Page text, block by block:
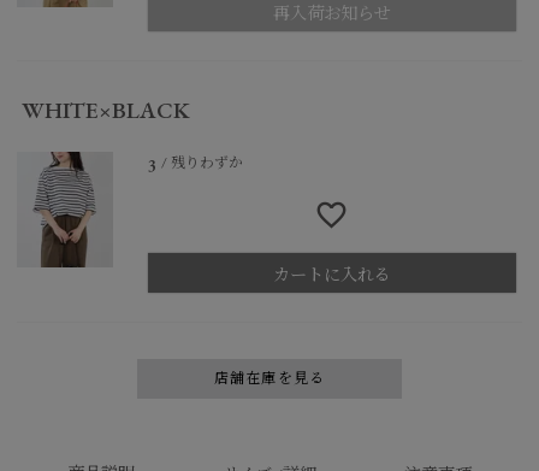
再入荷お知らせ
WHITE×BLACK
3 残りわずか
カートに入れる
店舗在庫を見る